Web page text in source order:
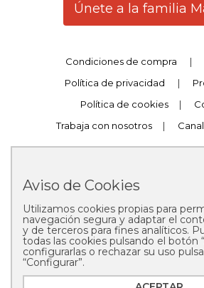
Únete a la familia
Condiciones de compra |
Política de privacidad
|
Política de cookies
|
Trabaja con nosotros
|
Copyright © 2025 Pastelería
Aviso de Cookies
Utilizamos cookies propias para
navegación segura y adaptar el
y de terceros para fines analíticos.
todas las cookies pulsando el botón
configurarlas o rechazar su uso
“Configurar”.